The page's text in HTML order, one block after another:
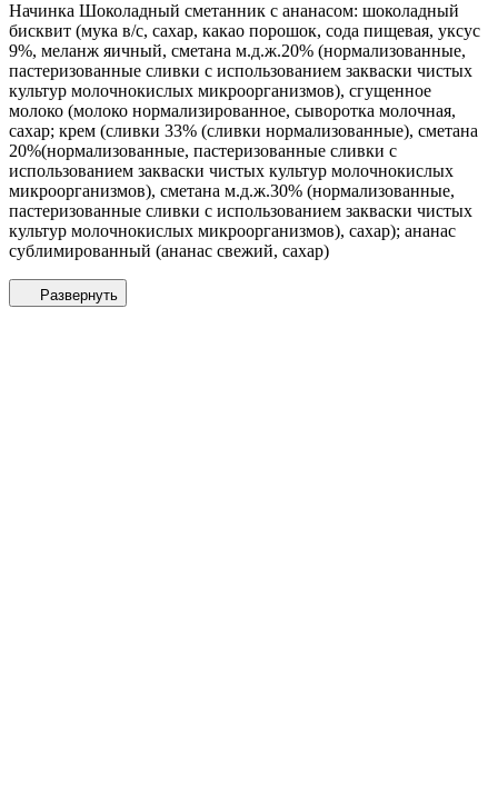
Начинка Шоколадный сметанник с ананасом: шоколадный
бисквит (мука в/с, сахар, какао порошок, сода пищевая, уксус
9%, меланж яичный, сметана м.д.ж.20% (нормализованные,
пастеризованные сливки с использованием закваски чистых
культур молочнокислых микроорганизмов), сгущенное
молоко (молоко нормализированное, сыворотка молочная,
сахар; крем (сливки 33% (сливки нормализованные), сметана
20%(нормализованные, пастеризованные сливки с
использованием закваски чистых культур молочнокислых
микроорганизмов), сметана м.д.ж.30% (нормализованные,
пастеризованные сливки с использованием закваски чистых
культур молочнокислых микроорганизмов), сахар); ананас
сублимированный (ананас свежий, сахар)
Развернуть